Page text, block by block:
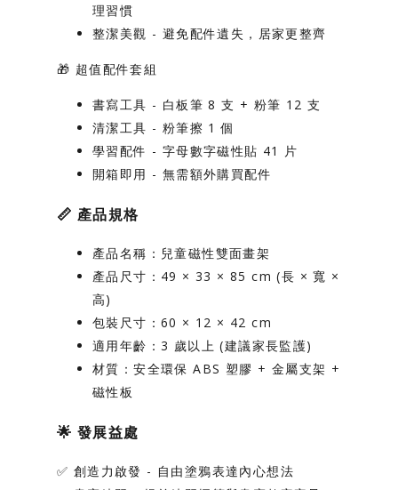
理習慣
整潔美觀 - 避免配件遺失，居家更整齊
🎁 超值配件套組
書寫工具 - 白板筆 8 支 + 粉筆 12 支
清潔工具 - 粉筆擦 1 個
學習配件 - 字母數字磁性貼 41 片
開箱即用 - 無需額外購買配件
📏 產品規格
產品名稱 ：兒童磁性雙面畫架
產品尺寸 ：49 × 33 × 85 cm (長 × 寬 ×
高)
包裝尺寸 ：60 × 12 × 42 cm
適用年齡 ：3 歲以上 (建議家長監護)
材質 ：安全環保 ABS 塑膠 + 金屬支架 +
磁性板
🌟 發展益處
✅ 創造力啟發 - 自由塗鴉表達內心想法